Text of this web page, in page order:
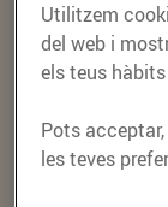
En breu
per completar
Utilitzem
del web i
els teus
Pots
les teves